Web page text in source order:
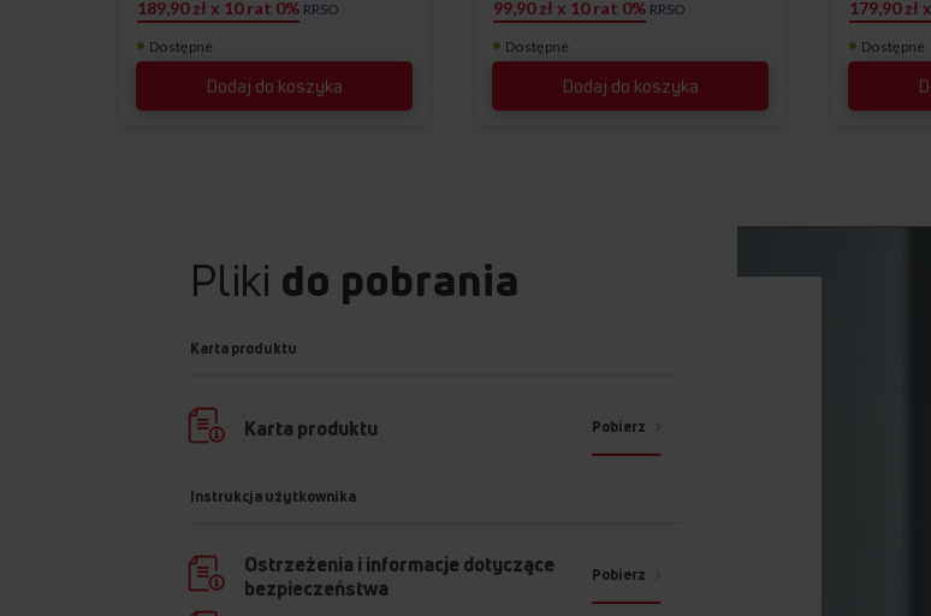
Dostępne
Dodaj do koszyka
189,90 zł x 10 rat 0% RRSO
Dostępne
Dodaj do koszyka
99,90 zł x 10 rat 0% RRSO
Dostępne
179,90 zł
Pliki do pobrania
Karta produktu
Karta produktu Pobierz
Instrukcja użytkownika
Ostrzeżenia i informacje dotyczące
bezpieczeństwa
Pobierz